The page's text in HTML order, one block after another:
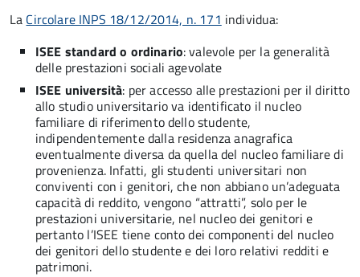
La Circolare INPS 18/12/2014, n. 171 individua:
ISEE standard o ordinario: valevole per la generalità
delle prestazioni sociali agevolate
ISEE università: per accesso alle prestazioni per il diritto
allo studio universitario va identificato il nucleo
familiare di riferimento dello studente,
indipendentemente dalla residenza anagrafica
eventualmente diversa da quella del nucleo familiare di
provenienza. Infatti, gli studenti universitari non
conviventi con i genitori, che non abbiano un’adeguata
capacità di reddito, vengono “attratti”, solo per le
prestazioni universitarie, nel nucleo dei genitori e
pertanto l’ISEE tiene conto dei componenti del nucleo
dei genitori dello studente e dei loro relativi redditi e
patrimoni.